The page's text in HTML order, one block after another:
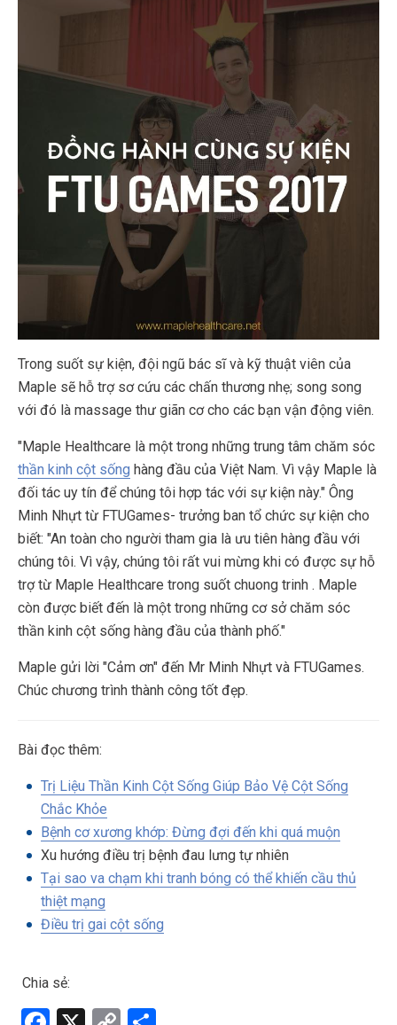
Trong suốt sự kiện, đội ngũ bác sĩ và kỹ thuật viên của
Maple sẽ hỗ trợ sơ cứu các chấn thương nhẹ; song song
với đó là massage thư giãn cơ cho các bạn vận động viên.
"Maple Healthcare là một trong những trung tâm chăm sóc
thần kinh cột sống hàng đầu của Việt Nam. Vì vậy Maple là
đối tác uy tín để chúng tôi hợp tác với sự kiện này." Ông
Minh Nhựt từ FTUGames- trưởng ban tổ chức sự kiện cho
biết: "An toàn cho người tham gia là ưu tiên hàng đầu với
chúng tôi. Vì vậy, chúng tôi rất vui mừng khi có được sự hỗ
trợ từ Maple Healthcare trong suốt chuong trinh . Maple
còn được biết đến là một trong những cơ sở chăm sóc
thần kinh cột sống hàng đầu của thành phố."
Maple gửi lời "Cảm ơn" đến Mr Minh Nhựt và FTUGames.
Chúc chương trình thành công tốt đẹp.
Bài đọc thêm:
Trị Liệu Thần Kinh Cột Sống Giúp Bảo Vệ Cột Sống
Chắc Khỏe
Bệnh cơ xương khớp: Đừng đợi đến khi quá muộn
Xu hướng điều trị bệnh đau lưng tự nhiên
Tại sao va chạm khi tranh bóng có thể khiến cầu thủ
thiệt mạng
Điều trị gai cột sống
Chia sẻ: